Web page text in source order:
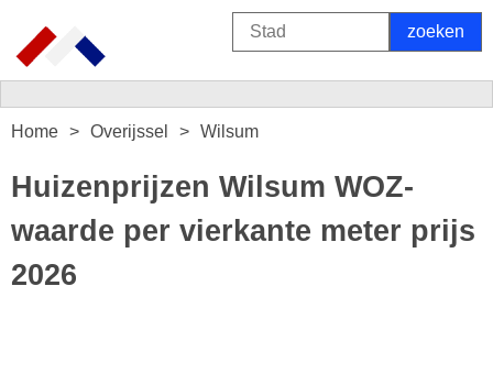
Home Overijssel Wilsum
Huizenprijzen Wilsum WOZ-
waarde per vierkante meter prijs
2026